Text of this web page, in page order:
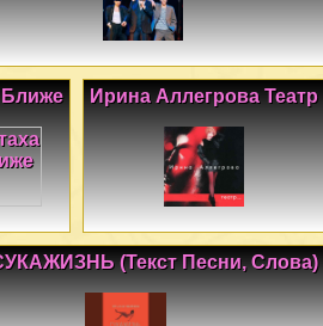
Ирина Аллегрова Театр
Ближе
(Текст Песни, Слова)